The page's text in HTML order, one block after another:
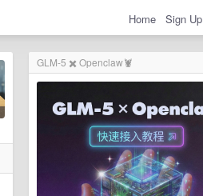
Home Sign Up
GLM-5 ✖️ Openclaw🦞